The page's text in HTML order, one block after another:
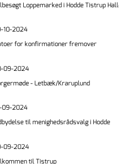
Loppemarked i Hodde Tistrup
10-2024
for konfirmationer fremover
09-2024
- Letbæk/Kraruplund
09-2024
til menighedsrådsvalg i Hodde
09-2024
til Tistrup